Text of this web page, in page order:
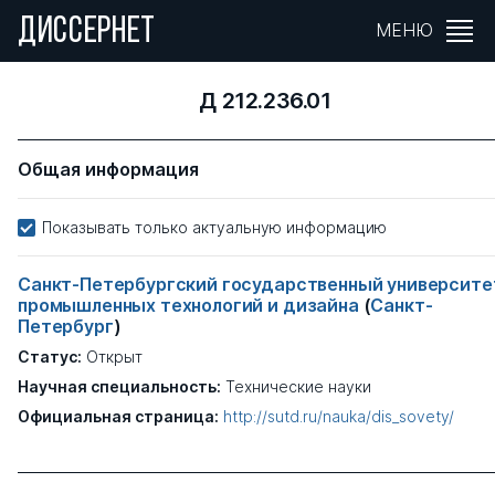
ДИССЕРНЕТ МЕНЮ
Д 212.236.01
Общая информация
Показывать только актуальную информацию
Санкт-Петербургский государственный
промышленных технологий и дизайна (Санкт-
Петербург)
Статус: Открыт
Научная специальность: Технические науки
Официальная страница: http://sutd.ru/nauka/dis_sovety/